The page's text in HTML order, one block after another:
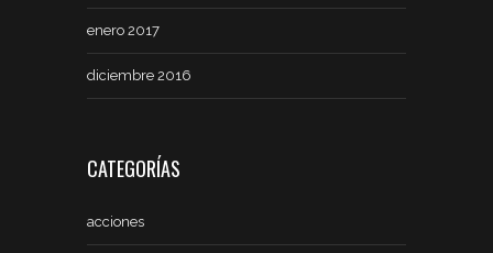
enero 2017
diciembre 2016
CATEGORÍAS
acciones